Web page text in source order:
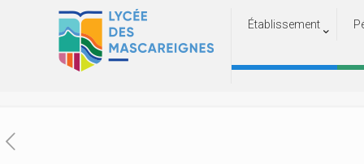
Établissement
Visite de
Accueil